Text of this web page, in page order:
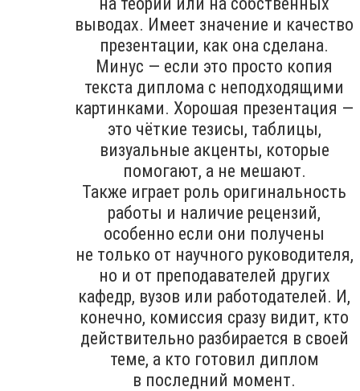
выводах. Имеет значение и качество
презентации, как она сделана.
Минус — если это просто копия
текста диплома с неподходящими
картинками. Хорошая презентация —
это чёткие тезисы, таблицы,
визуальные акценты, которые
помогают, а не мешают.
Также играет роль оригинальность
работы и наличие рецензий,
особенно если они получены
не только от научного руководителя,
но и от преподавателей других
кафедр, вузов или работодателей. И,
конечно, комиссия сразу видит, кто
действительно разбирается в своей
теме, а кто готовил диплом
в последний момент.